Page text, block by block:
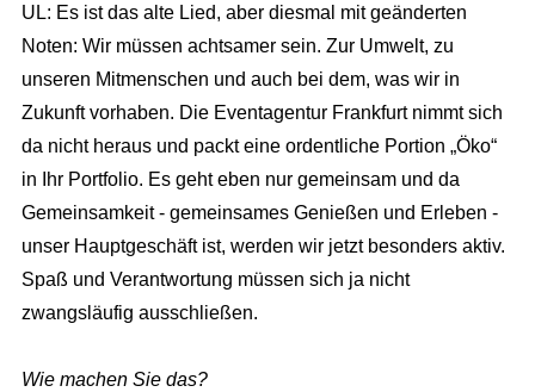
UL: Es ist das alte Lied, aber diesmal mit geänderten
Noten: Wir müssen achtsamer sein. Zur Umwelt, zu
unseren Mitmenschen und auch bei dem, was wir in
Zukunft vorhaben. Die Eventagentur Frankfurt nimmt sich
da nicht heraus und packt eine ordentliche Portion „Öko“
in Ihr Portfolio. Es geht eben nur gemeinsam und da
Gemeinsamkeit - gemeinsames Genießen und Erleben -
unser Hauptgeschäft ist, werden wir jetzt besonders aktiv.
Spaß und Verantwortung müssen sich ja nicht
zwangsläufig ausschließen.
Wie machen Sie das?